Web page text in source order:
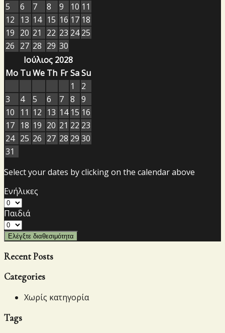
5
6 7 8 9 10 11
12
13 14 15 16 17 18
19 20 21 22 23 24 25
26 27 28 29 30
Ιούλιος 2028
Mo TuWe Th Fr SaSu
1
2
3
4 5 6 7 8
9
10
11 12 13 14 15 16
17 18 19 20 21 22 23
24 25 26 27 28 29 30
31
Select your dates by clicking on the calendar above
Ενήλικες
Παιδιά
Ελέγξτε διαθεσιμότητα
Recent Posts
Categories
Χωρίς κατηγορία
Tags